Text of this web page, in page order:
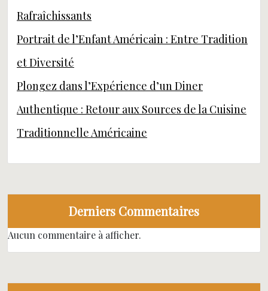
Rafraîchissants
Portrait de l’Enfant Américain : Entre Tradition
et Diversité
Plongez dans l’Expérience d’un Diner
Authentique : Retour aux Sources de la Cuisine
Traditionnelle Américaine
Derniers Commentaires
Aucun commentaire à afficher.